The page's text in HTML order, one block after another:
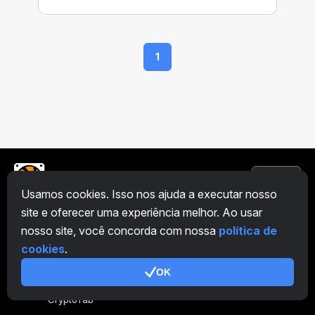
settling payments in fiat currencies only.
1
Usamos cookies. Isso nos ajuda a executar nosso
site e oferecer uma experiência melhor. Ao usar
nosso site, você concorda com nossa política de
cookies.
OK
Geral
Visão geral da Fazenda
Visão geral do mineiro
CryptoTab